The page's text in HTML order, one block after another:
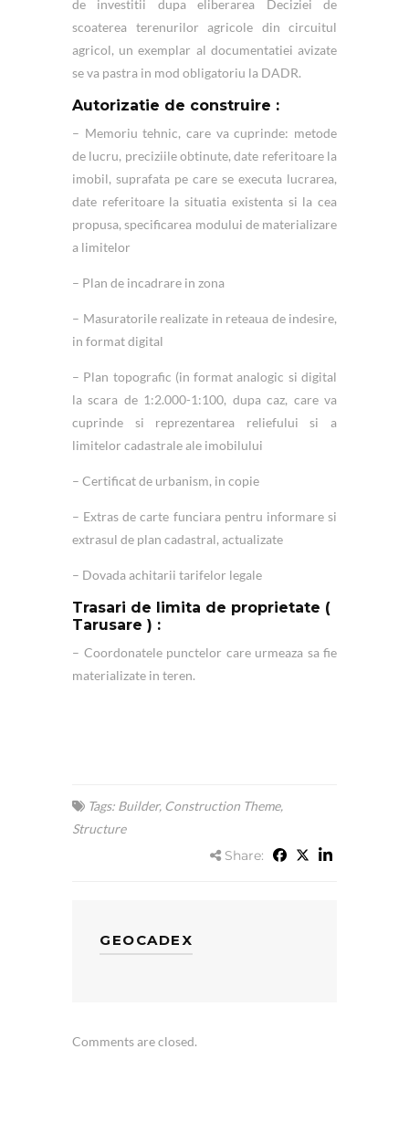
de investitii dupa eliberarea Deciziei de
scoaterea terenurilor agricole din circuitul
agricol, un exemplar al documentatiei avizate
se va pastra in mod obligatoriu la DADR.
Autorizatie de construire :
– Memoriu tehnic, care va cuprinde: metode
de lucru, preciziile obtinute, date referitoare la
imobil, suprafata pe care se executa lucrarea,
date referitoare la situatia existenta si la cea
propusa, specificarea modului de materializare
a limitelor
– Plan de incadrare in zona
– Masuratorile realizate in reteaua de indesire,
in format digital
– Plan topografic (in format analogic si digital
la scara de 1:2.000-1:100, dupa caz, care va
cuprinde si reprezentarea reliefului si a
limitelor cadastrale ale imobilului
– Certificat de urbanism, in copie
– Extras de carte funciara pentru informare si
extrasul de plan cadastral, actualizate
– Dovada achitarii tarifelor legale
Trasari de limita de proprietate (
Tarusare ) :
– Coordonatele punctelor care urmeaza sa fie
materializate in teren.
Tags: Builder, Construction Theme,
Structure
Share:
GEOCADEX
Comments are closed.